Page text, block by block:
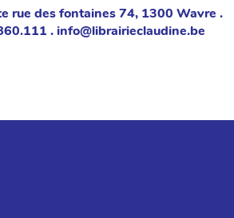
rue des fontaines 74, 1300 Wavre .
. info@librairieclaudine.be